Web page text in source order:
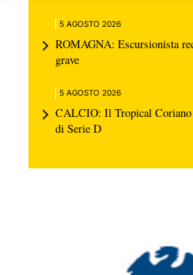
5 AGOSTO 2026
ROMAGNA: Escursionista
grave
5 AGOSTO 2026
CALCIO: Il Tropical Coriano
di Serie D